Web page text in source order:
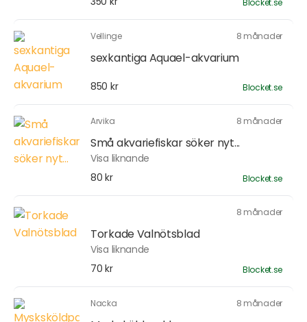
Blocket.se
Vellinge 8 månader
sexkantiga Aquael-akvarium
850 kr Blocket.se
Arvika 8 månader
Små akvariefiskar söker nyt...
Visa liknande
80 kr
Blocket.se
8 månader
Torkade Valnötsblad
Visa liknande
70 kr
Blocket.se
Nacka 8 månader